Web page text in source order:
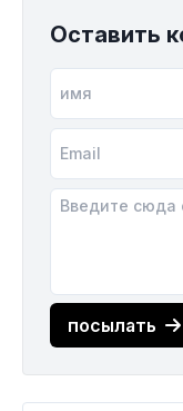
Оставить
посылать